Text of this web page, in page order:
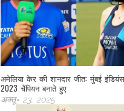
अमेलिया केर की शानदार जीत: मुंबई
2023 चैंपियन बनाते हुए
अक्तू॰ 23, 2025